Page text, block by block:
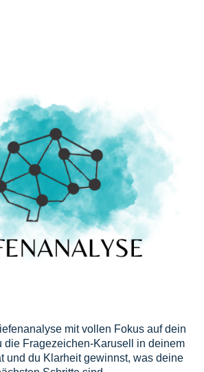
mit vollen Fokus auf dein
die Fragezeichen-Karusell in deinem
und du Klarheit gewinnst, was deine